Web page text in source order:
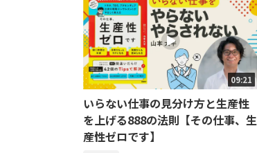
09:21
いらない仕事の見分け方と生産性
を上げる888の法則【その仕事、生
産性ゼロです】